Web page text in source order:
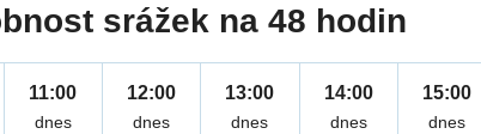
srážek na 48 hodin
11:00
dnes
12:00
dnes
13:00
dnes
14:00
dnes
15:00
dnes